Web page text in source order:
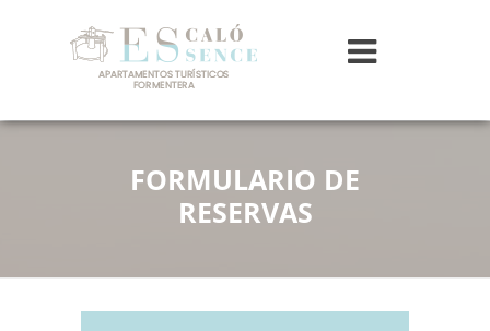
FORMULARIO DE
RESERVAS